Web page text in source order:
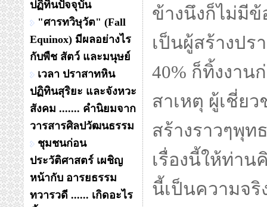
ปฏิทินปัจจุบัน
"ศารทวิษุวัต" (Fall
Equinox) มีผลอย่างไร
กับพืช สัตว์ และมนุษย์
เวลา ปราสาทหิน
ปฏิทินสุริยะ และจังหวะ
สังคม ....... คำนิยมจาก
วารสารศิลปวัฒนธรรม
ชุมชนก่อน
ประวัติศาสตร์ เผชิญ
หน้ากับ อารยธรรม
ทวารวดี ...... เกิดอะไร
ข้างนึงก็ไม่มี
เป็นผู้สร้างปร
40% ก็ทิ้งงาน
สาเหตุ ผู้เชี่ย
สร้างราวๆพุท
เรื่องนี้ให้ท่าน
นี้เป็นความจ